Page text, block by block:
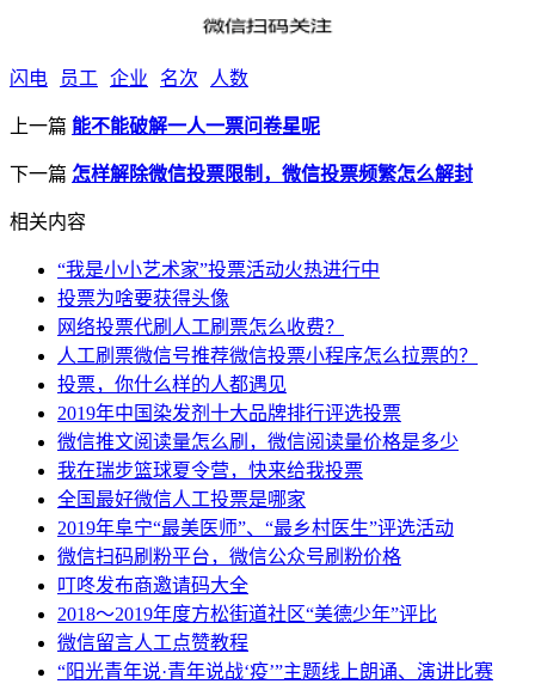
闪电 员工 企业 名次 人数
上一篇 能不能破解一人一票问卷星呢
下一篇 怎样解除微信投票限制，微信投票频繁怎么解封
相关内容
“我是小小艺术家”投票活动火热进行中
投票为啥要获得头像
网络投票代刷人工刷票怎么收费？
人工刷票微信号推荐微信投票小程序怎么拉票的？
投票，你什么样的人都遇见
2019年中国染发剂十大品牌排行评选投票
微信推文阅读量怎么刷，微信阅读量价格是多少
我在瑞步篮球夏令营，快来给我投票
全国最好微信人工投票是哪家
2019年阜宁“最美医师”、“最乡村医生”评选活动
微信扫码刷粉平台，微信公众号刷粉价格
叮咚发布商邀请码大全
2018～2019年度方松街道社区“美德少年”评比
微信留言人工点赞教程
“阳光青年说·青年说战‘疫’”主题线上朗诵、演讲比赛